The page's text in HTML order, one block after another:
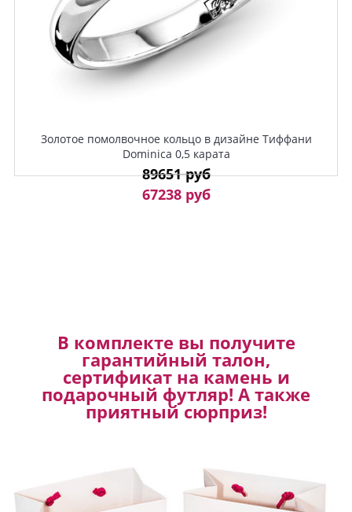
Золотое помолвочное кольцо в дизайне Тиффани
Dominica 0,5 карата
89651 руб
67238 руб
В комплекте вы получите
гарантийный талон,
сертификат на камень и
подарочный футляр! А также
приятный сюрприз!